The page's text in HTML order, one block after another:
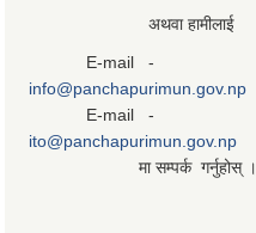
अथवा हामीलाई
E-mail -
info@panchapurimun.gov.np
E-mail -
ito@panchapurimun.gov.np
मा सम्पर्क गर्नुहोस् ।